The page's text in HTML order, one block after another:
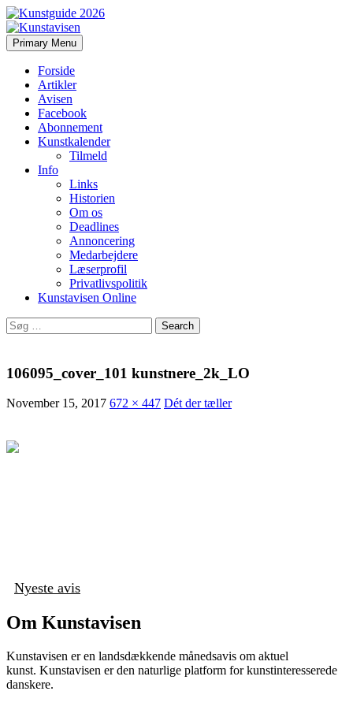
Kunstavisen
Search
Primary Menu Skip
to
Forside
Artikler
Avisen
Facebook
Abonnement
Kunstkalender
Tilmeld
Info
Links
Historien
Om os
Deadlines
Annoncering
Medarbejdere
Læserprofil
Privatlivspolitik
Kunstavisen Online
Search
for:
106095_cover_101 kunstnere_2k_LO
November 15, 2017 672 × 447 Dét der tæller
Nyeste avis
Om Kunstavisen
Kunstavisen er en landsdækkende månedsavis om aktuel
kunst. Kunstavisen er den naturlige platform for kunstinteresserede
danskere.